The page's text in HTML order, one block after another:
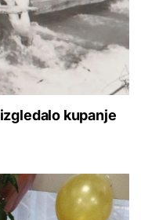
kupanje